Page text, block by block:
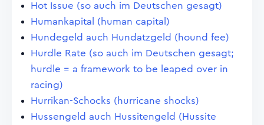
Hot Issue (so auch im Deutschen gesagt)
Humankapital (human capital)
Hundegeld auch Hundatzgeld (hound fee)
Hurdle Rate (so auch im Deutschen gesagt;
hurdle = a framework to be leaped over in
racing)
Hurrikan-Schocks (hurricane shocks)
Hussengeld auch Hussitengeld (Hussite